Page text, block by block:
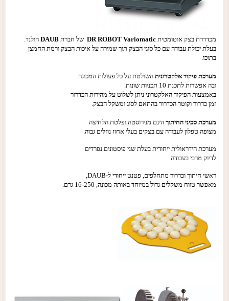
מכדררת בצק אוטומטית DR ROBOT Variomatic של חברת DAUBהולנד.
בעלת יכולת עבודה עם כל סוגי הבצק תוך שמירה על איכות הבצק ורמת החמצן
בתוכו.
מערכת פיקוד אלקטרוניתהשולטת על כל פעולות המכונה
ובה אפשרות לתכנת 10 תכניות שונות.
באמצעות הפיקוד האלקטרוני ניתן לשלוט על מהירות הכדרור
זמן כדרור וקוטר הכדרור בהתאם לסוג ומשקל הבצק.
מערכת סכיני החיתוךהינם מנירוסטה ופלטת הלחיצה
מצופה טפלון לעבודה עם בצקים בעלי אחוז נוזלים גבוה.
מערכת הידראולית ייחודית בעלת שני פיסטונים נפרדים
לדיוק מרבי בעבודה.
ראשי חיתוך וכדרור מתחלפים, פטנט ייחודי ל-DAUB,
מאפשר טווח משקלים גדול במיוחד באותה מכונה, 16-250 גרם.